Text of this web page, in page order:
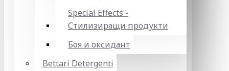
Special Effects -
Стилизиращи продукти
Боя и оксидант
Bettari Detergenti